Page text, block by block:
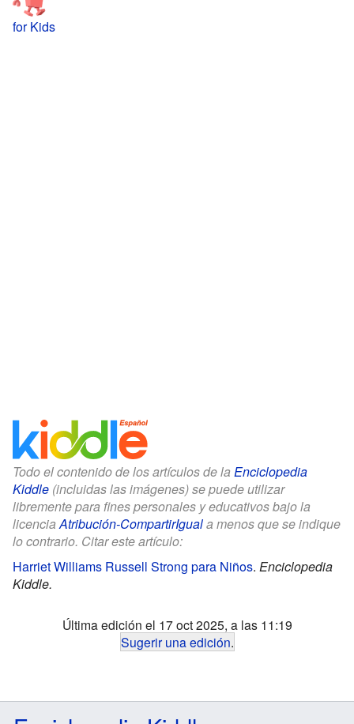
for Kids
Todo el contenido de los artículos de la Enciclopedia
Kiddle (incluidas las imágenes) se puede utilizar
libremente para fines personales y educativos bajo la
licenciaAtribución-CompartirIguala menos que se indique
lo contrario. Citar este artículo:
Harriet Williams Russell Strong para Niños. Enciclopedia
Kiddle.
Última edición el 17 oct 2025, a las 11:19
Sugerir una edición.